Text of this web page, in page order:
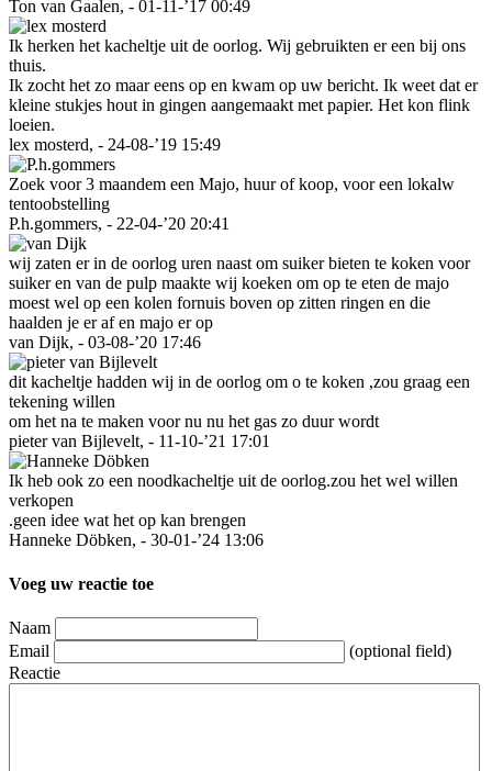
Ton van Gaalen, - 01-11-’17 00:49
Ik herken het kacheltje uit de oorlog. Wij gebruikten er een bij ons
thuis.
Ik zocht het zo maar eens op en kwam op uw bericht. Ik weet dat er
kleine stukjes hout in gingen aangemaakt met papier. Het kon flink
loeien.
lex mosterd, - 24-08-’19 15:49
Zoek voor 3 maandem een Majo, huur of koop, voor een lokalw
tentoobstelling
P.h.gommers, - 22-04-’20 20:41
wij zaten er in de oorlog uren naast om suiker bieten te koken voor
suiker en van de pulp maakte wij koeken om op te eten de majo
moest wel op een kolen fornuis boven op zitten ringen en die
haalden je er af en majo er op
van Dijk, - 03-08-’20 17:46
dit kacheltje hadden wij in de oorlog om o te koken ,zou graag een
tekening willen
om het na te maken voor nu nu het gas zo duur wordt
pieter van Bijlevelt, - 11-10-’21 17:01
Ik heb ook zo een noodkacheltje uit de oorlog.zou het wel willen
verkopen
.geen idee wat het op kan brengen
Hanneke Döbken, - 30-01-’24 13:06
Voeg uw reactie toe
Naam
Email
(optional field)
Reactie